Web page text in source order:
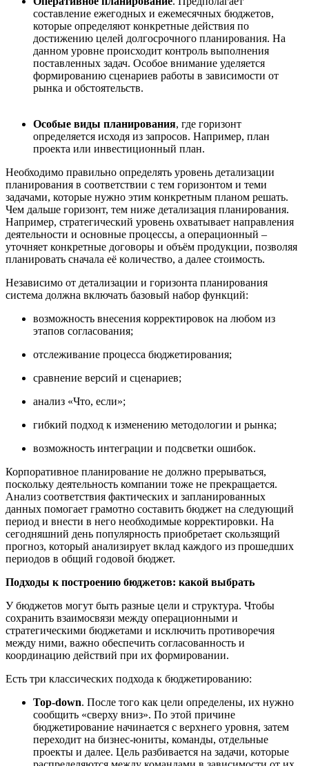
составление ежегодных и ежемесячных бюджетов,
которые определяют конкретные действия по
достижению целей долгосрочного планирования. На
данном уровне происходит контроль выполнения
поставленных задач. Особое внимание уделяется
формированию сценариев работы в зависимости от
рынка и обстоятельств.
Особые виды планирования, где горизонт
определяется исходя из запросов. Например, план
проекта или инвестиционный план.
Необходимо правильно определять уровень детализации
планирования в соответствии с тем горизонтом и теми
задачами, которые нужно этим конкретным планом решать.
Чем дальше горизонт, тем ниже детализация планирования.
Например, стратегический уровень охватывает направления
деятельности и основные процессы, а операционный –
уточняет конкретные договоры и объём продукции, позволяя
планировать сначала её количество, а далее стоимость.
Независимо от детализации и горизонта планирования
система должна включать базовый набор функций:
возможность внесения корректировок на любом из
этапов согласования;
отслеживание процесса бюджетирования;
сравнение версий и сценариев;
анализ «Что, если»;
гибкий подход к изменению методологии и рынка;
возможность интеграции и подсветки ошибок.
Корпоративное планирование не должно прерываться,
поскольку деятельность компании тоже не прекращается.
Анализ соответствия фактических и запланированных
данных помогает грамотно составить бюджет на следующий
период и внести в него необходимые корректировки. На
сегодняшний день популярность приобретает скользящий
прогноз, который анализирует вклад каждого из прошедших
периодов в общий годовой бюджет.
Подходы к построению бюджетов: какой выбрать
У бюджетов могут быть разные цели и структура. Чтобы
сохранить взаимосвязи между операционными и
стратегическими бюджетами и исключить противоречия
между ними, важно обеспечить согласованность и
координацию действий при их формировании.
Есть три классических подхода к бюджетированию:
Top-down. После того как цели определены, их нужно
сообщить «сверху вниз». По этой причине
бюджетирование начинается с верхнего уровня, затем
переходит на бизнес-юниты, команды, отдельные
проекты и далее. Цель разбивается на задачи, которые